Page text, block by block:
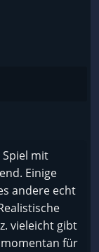
das
ist ein
Fehler!
so viel
Liebe in
Euro
mit
Einige
andere echt
vieleicht gibt
für